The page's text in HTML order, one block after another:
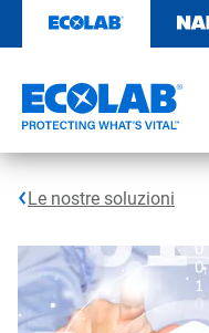
contenuto
Le nostre soluzioni